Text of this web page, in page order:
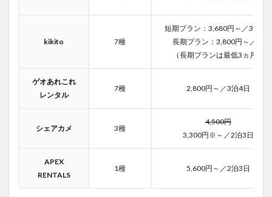
kikito 7種
短期プラン：3,680円～／3泊4日
長期プラン：3,800円～／月
（長期プランは最低3ヵ月）
ゲオあれこれ
レンタル
7種 2,800円～／3泊4日
シェアカメ 3種
4,500円
3,300円※～／2泊3日
APEX
RENTALS
1種 5,600円～／2泊3日